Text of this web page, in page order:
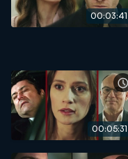
00:03:41
00:05:31